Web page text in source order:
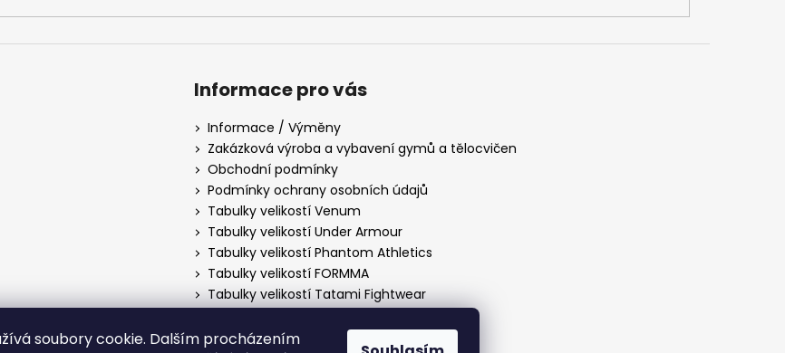
soubory cookie. Dalším procházením
Informace pro vás
Informace / Výměny
Zakázková výroba a vybavení gymů a tělocvičen
Obchodní podmínky
Podmínky ochrany osobních údajů
Tabulky velikostí Venum
Tabulky velikostí Under Armour
Tabulky velikostí Phantom Athletics
Tabulky velikostí FORMMA
Tabulky velikostí Tatami Fightwear
Tabulky velikostí Hayabusa